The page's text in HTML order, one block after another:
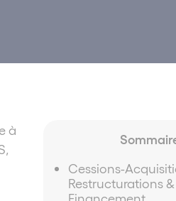
à
Cessions-
Restructurations &